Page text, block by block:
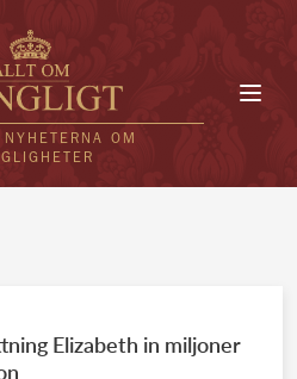
OM
Elizabeth in miljoner